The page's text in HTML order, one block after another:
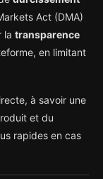
Act (DMA)
la transparence
en limitant
à savoir une
et du
rapides en cas